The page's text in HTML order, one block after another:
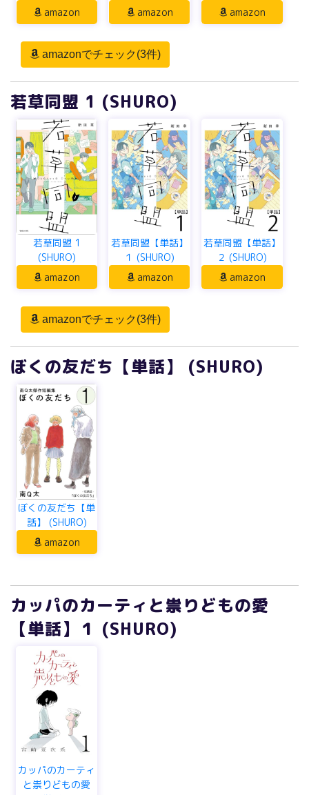
amazon
amazon
amazon
amazonでチェック(3件)
若草同盟 1 (SHURO)
若草同盟 1
(SHURO)
amazon
若草同盟【単話】
１ (SHURO)
amazon
若草同盟【単話】
２ (SHURO)
amazon
amazonでチェック(3件)
ぼくの友だち【単話】 (SHURO)
ぼくの友だち【単
話】 (SHURO)
amazon
カッパのカーティと祟りどもの愛
【単話】１ (SHURO)
カッパのカーティ
と祟りどもの愛